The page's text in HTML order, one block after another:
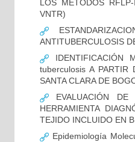
LOS MÉTODOS
VNTR)
ANTITUBERCULOSIS
IDENTIFICACIÓN
tuberculosis A PARTIR
SANTA CLARA DE
EVALUACIÓN DE
HERRAMIENTA
TEJIDO INCLUIDO EN
Epidemiología